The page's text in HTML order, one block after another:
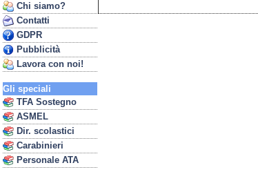
Chi siamo?
Contatti
GDPR
Pubblicità
Lavora con noi!
Gli speciali
TFA Sostegno
ASMEL
Dir. scolastici
Carabinieri
Personale ATA